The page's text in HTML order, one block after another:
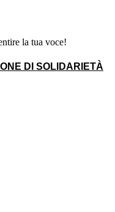
la tua voce!
DI SOLIDARIETÀ